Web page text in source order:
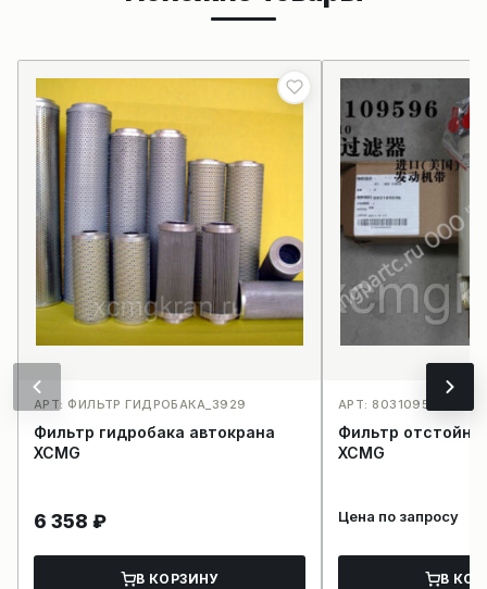
АРТ: ФИЛЬТР ГИДРОБАКА_3929
Фильтр гидробака автокрана
XCMG
6 358 ₽
В КОРЗИНУ
АРТ:
Фильтр
XCMG
Цена по запросу
В